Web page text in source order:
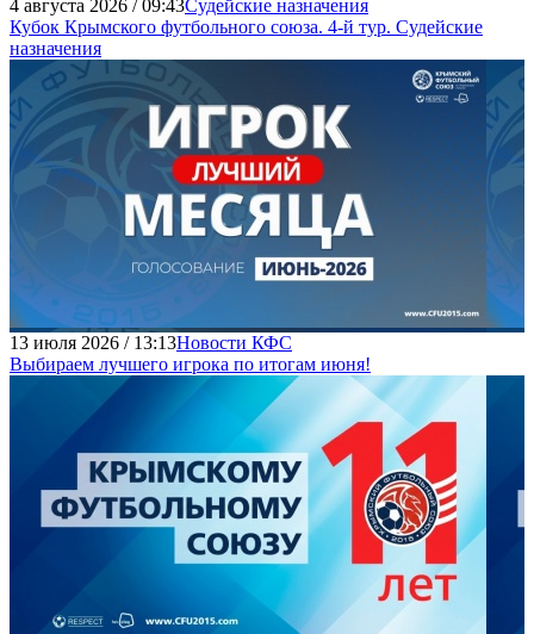
4 августа 2026 / 09:43Судейские назначения
Кубок Крымского футбольного союза. 4-й тур. Судейские
назначения
13 июля 2026 / 13:13Новости КФС
Выбираем лучшего игрока по итогам июня!